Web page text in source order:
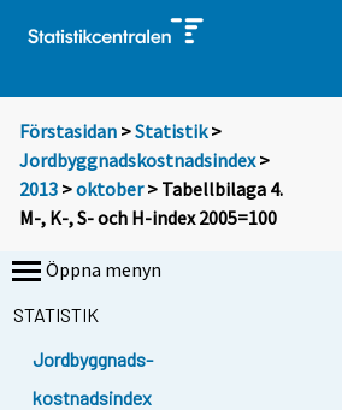
Förstasidan >Statistik >
Jordbyggnadskostnadsindex>
2013 >oktober> Tabellbilaga 4.
M-, K-, S- och H-index 2005=100
Öppna menyn
STATISTIK
Jordbyggnads-
kostnadsindex